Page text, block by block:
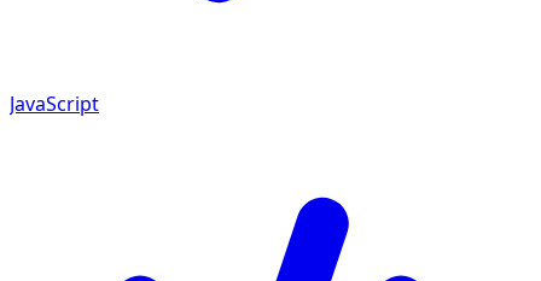
JavaScript